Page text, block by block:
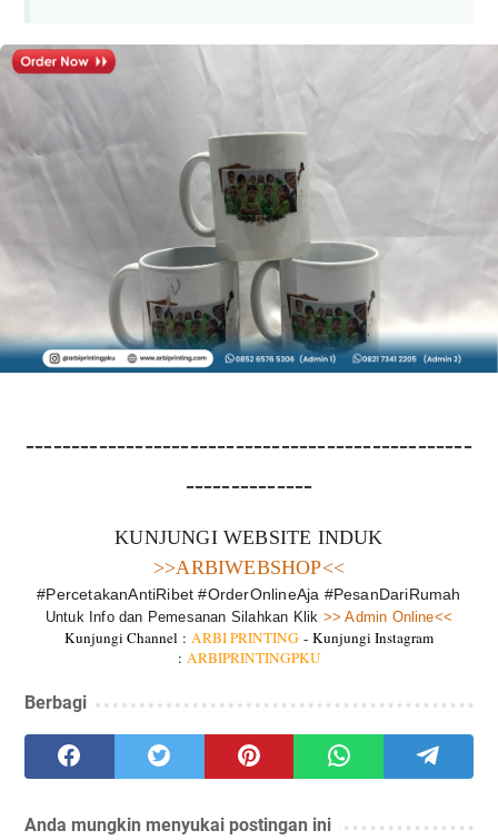
-------------------------------------------------
--------------
KUNJUNGI WEBSITE INDUK
>>ARBIWEBSHOP<<
#PercetakanAntiRibet #OrderOnlineAja #PesanDariRumah
Untuk Info dan Pemesanan Silahkan Klik >> Admin Online<<
Kunjungi Channel : ARBI PRINTING - Kunjungi Instagram
: ARBIPRINTINGPKU
Berbagi
Anda mungkin menyukai postingan ini